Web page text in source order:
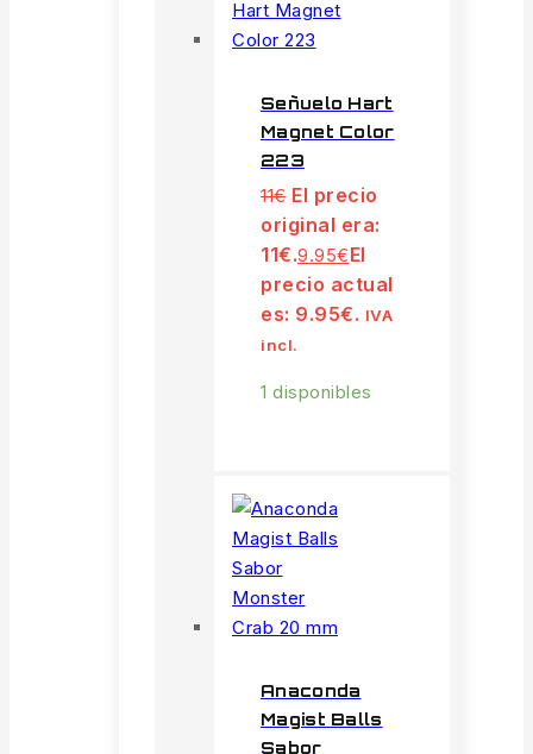
Señuelo Hart
Magnet Color
223
11€ El precio
original era:
11€.9.95€El
precio actual
es: 9.95€. IVA
incl.
1 disponibles
Anaconda
Magist Balls
Sabor